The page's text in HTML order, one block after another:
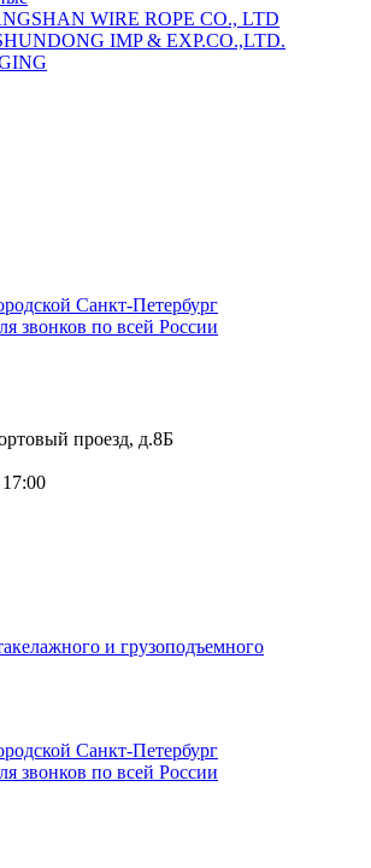
WIRE ROPE CO., LTD
IMP & EXP.CO.,LTD.
Санкт-Петербург
звонков по всей России
проезд, д.8Б
Санкт-Петербург
звонков по всей России